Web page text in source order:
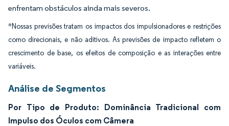
enfrentam obstáculos ainda mais severos.
*Nossas previsões tratam os impactos dos impulsionadores e restrições
como direcionais, e não aditivos. As previsões de impacto refletem o
crescimento de base, os efeitos de composição e as interações entre
variáveis.
Análise de Segmentos
Por Tipo de Produto: Dominância Tradicional com
Impulso dos Óculos com Câmera